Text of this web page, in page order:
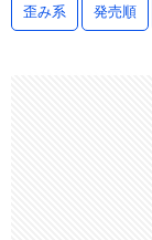
歪み系 発売順